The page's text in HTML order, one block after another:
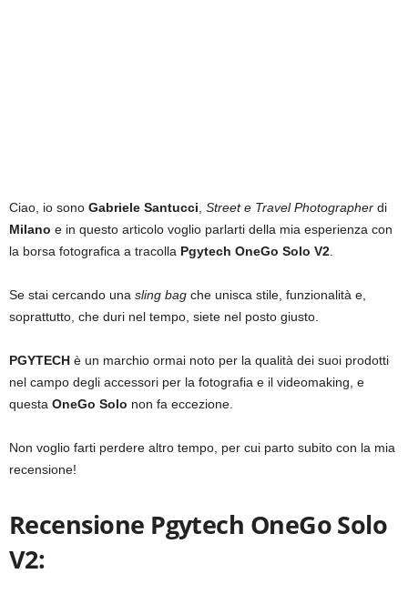
Ciao, io sono Gabriele Santucci, Street e Travel Photographer di
Milano e in questo articolo voglio parlarti della mia esperienza con
la borsa fotografica a tracolla Pgytech OneGo Solo V2.
Se stai cercando una sling bag che unisca stile, funzionalità e,
soprattutto, che duri nel tempo, siete nel posto giusto.
PGYTECH è un marchio ormai noto per la qualità dei suoi prodotti
nel campo degli accessori per la fotografia e il videomaking, e
questa OneGo Solo non fa eccezione.
Non voglio farti perdere altro tempo, per cui parto subito con la mia
recensione!
Recensione Pgytech OneGo Solo
V2: